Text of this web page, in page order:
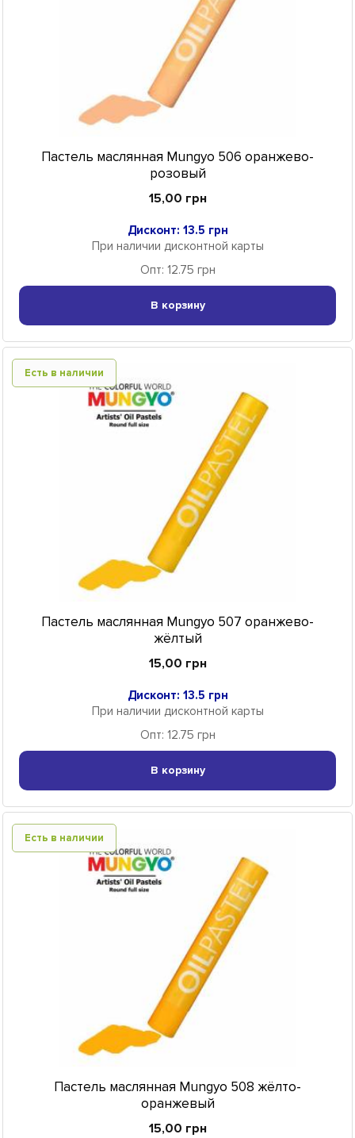
Пастель маслянная Mungyo 506 оранжево-
розовый
15,00 грн
Дисконт: 13.5 грн
При наличии дисконтной карты
Опт: 12.75 грн
В корзину
Есть в наличии
Пастель маслянная Mungyo 507 оранжево-
жёлтый
15,00 грн
Дисконт: 13.5 грн
При наличии дисконтной карты
Опт: 12.75 грн
В корзину
Есть в наличии
Пастель маслянная Mungyo 508 жёлто-
оранжевый
15,00 грн